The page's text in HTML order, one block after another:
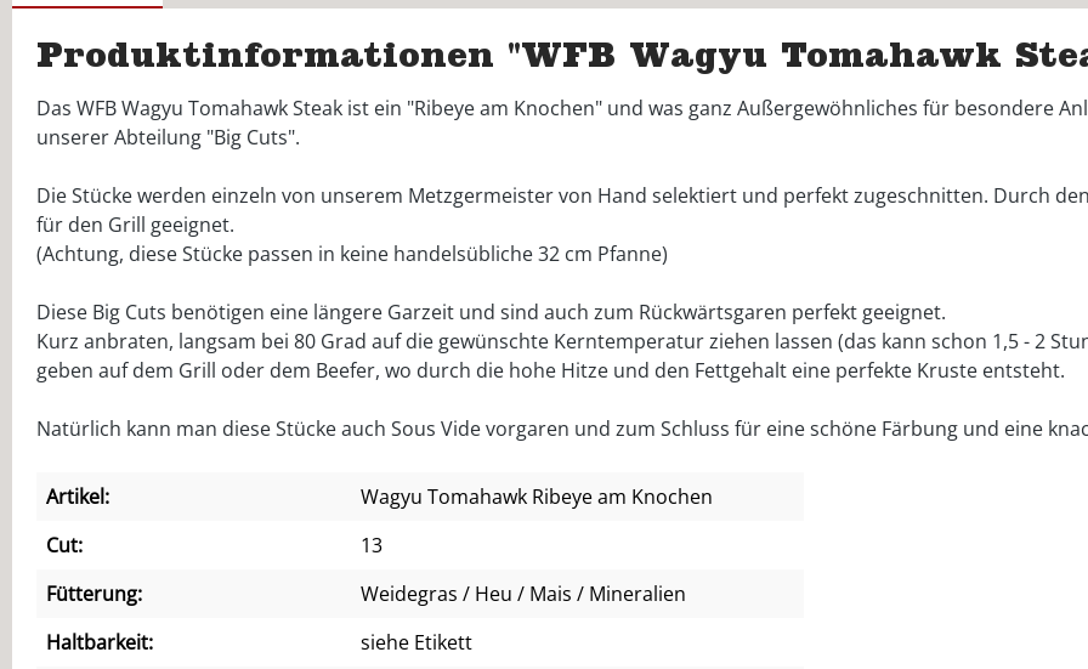
Produktinformationen "WFB Wagyu Tomahawk
Das WFB Wagyu Tomahawk Steak ist ein "Ribeye am Knochen" und was ganz Außergewöhnliches für besondere
unserer Abteilung "Big Cuts".
Die Stücke werden einzeln von unserem Metzgermeister von Hand selektiert und perfekt zugeschnitten. Durch
für den Grill geeignet.
(Achtung, diese Stücke passen in keine handelsübliche 32 cm Pfanne)
Diese Big Cuts benötigen eine längere Garzeit und sind auch zum Rückwärtsgaren perfekt geeignet.
Kurz anbraten, langsam bei 80 Grad auf die gewünschte Kerntemperatur ziehen lassen (das kann schon 1,5 - 2
geben auf dem Grill oder dem Beefer, wo durch die hohe Hitze und den Fettgehalt eine perfekte Kruste entsteht.
Natürlich kann man diese Stücke auch Sous Vide vorgaren und zum Schluss für eine schöne Färbung und eine
Artikel:
Wagyu Tomahawk Ribeye am Knochen
Cut:
13
Fütterung:
Weidegras / Heu / Mais / Mineralien
Haltbarkeit:
siehe Etikett